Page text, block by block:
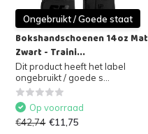
Ongebruikt / Goede staat
Bokshandschoenen 14oz Mat
Zwart - Traini...
Dit product heeft het label
ongebruikt / goede s...
Op voorraad
€42,74 €11,75